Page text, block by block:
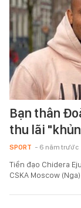
Bạn thân
thu lãi
SPORT - 6 năm trước
Tiền đạo Chidera
CSKA Moscow